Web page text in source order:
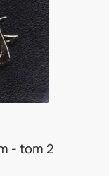
- tom 2